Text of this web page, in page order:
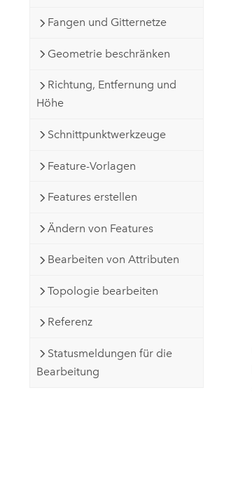
Fangen und Gitternetze
Geometrie beschränken
Richtung, Entfernung und
Höhe
Schnittpunktwerkzeuge
Feature-Vorlagen
Features erstellen
Ändern von Features
Bearbeiten von Attributen
Topologie bearbeiten
Referenz
Statusmeldungen für die
Bearbeitung